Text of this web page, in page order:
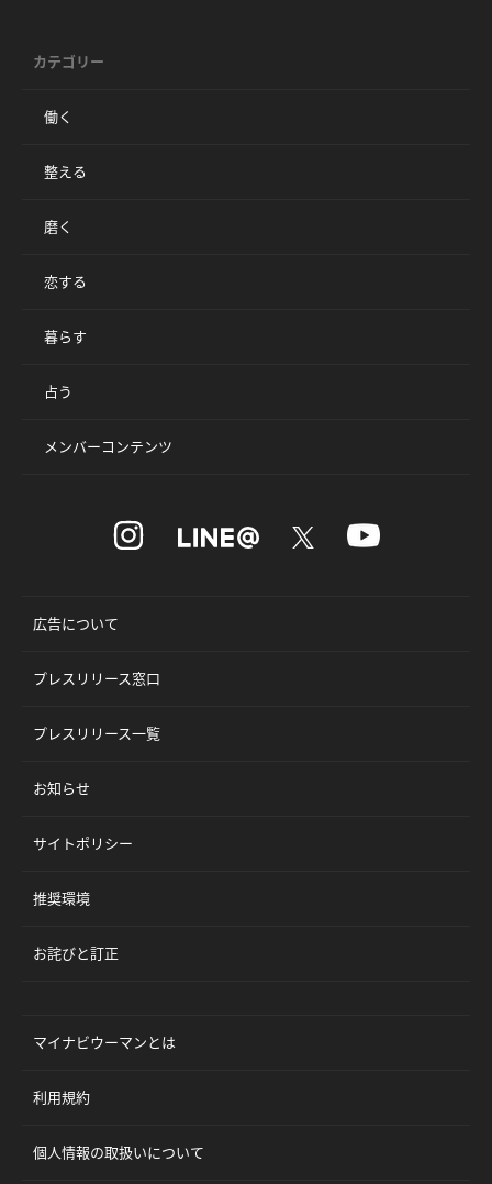
カテゴリー
働く
整える
磨く
恋する
暮らす
占う
メンバーコンテンツ
広告について
プレスリリース窓口
プレスリリース一覧
お知らせ
サイトポリシー
推奨環境
お詫びと訂正
マイナビウーマンとは
利用規約
個人情報の取扱いについて